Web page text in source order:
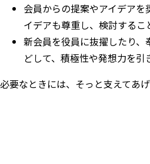
会員からの提案やアイデア
イデアも尊重し、検討するこ
新会員を役員に抜擢したり
どして、積極性や発想力を引
必要なときには、そっと支えてあげ